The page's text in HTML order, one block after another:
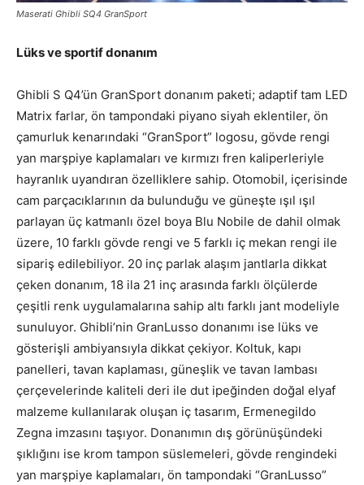
Maserati Ghibli SQ4 GranSport
Lüks ve sportif donanım
Ghibli S Q4’ün GranSport donanım paketi; adaptif tam LED
Matrix farlar, ön tampondaki piyano siyah eklentiler, ön
çamurluk kenarındaki “GranSport” logosu, gövde rengi
yan marşpiye kaplamaları ve kırmızı fren kaliperleriyle
hayranlık uyandıran özelliklere sahip. Otomobil, içerisinde
cam parçacıklarının da bulunduğu ve güneşte ışıl ışıl
parlayan üç katmanlı özel boya Blu Nobile de dahil olmak
üzere, 10 farklı gövde rengi ve 5 farklı iç mekan rengi ile
sipariş edilebiliyor. 20 inç parlak alaşım jantlarla dikkat
çeken donanım, 18 ila 21 inç arasında farklı ölçülerde
çeşitli renk uygulamalarına sahip altı farklı jant modeliyle
sunuluyor. Ghibli’nin GranLusso donanımı ise lüks ve
gösterişli ambiyansıyla dikkat çekiyor. Koltuk, kapı
panelleri, tavan kaplaması, güneşlik ve tavan lambası
çerçevelerinde kaliteli deri ile dut ipeğinden doğal elyaf
malzeme kullanılarak oluşan iç tasarım, Ermenegildo
Zegna imzasını taşıyor. Donanımın dış görünüşündeki
şıklığını ise krom tampon süslemeleri, gövde rengindeki
yan marşpiye kaplamaları, ön tampondaki “GranLusso”